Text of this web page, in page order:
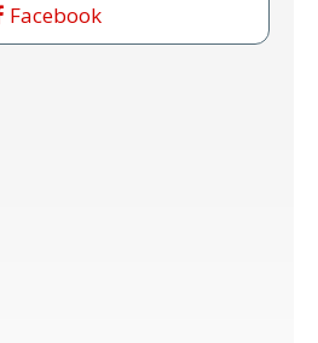
Facebook